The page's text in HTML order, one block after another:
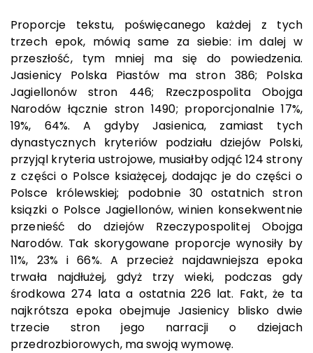
Proporcje tekstu, poświęcanego każdej z tych
trzech epok, mówią same za siebie: im dalej w
przeszłość, tym mniej ma się do powiedzenia.
Jasienicy Polska Piastów ma stron 386; Polska
Jagiellonów stron 446; Rzeczpospolita Obojga
Narodów łącznie stron 1490; proporcjonalnie 17%,
19%, 64%. A gdyby Jasienica, zamiast tych
dynastycznych kryteriów podziału dziejów Polski,
przyjąl kryteria ustrojowe, musiałby odjąć 124 strony
z części o Polsce ksiażęcej, dodając je do części o
Polsce królewskiej; podobnie 30 ostatnich stron
ksiązki o Polsce Jagiellonów, winien konsekwentnie
przenieść do dziejów Rzeczypospolitej Obojga
Narodów. Tak skorygowane proporcje wynosiły by
11%, 23% i 66%. A przecież najdawniejsza epoka
trwała najdłużej, gdyż trzy wieki, podczas gdy
środkowa 274 lata a ostatnia 226 lat. Fakt, że ta
najkrótsza epoka obejmuje Jasienicy blisko dwie
trzecie stron jego narracji o dziejach
przedrozbiorowych, ma swoją wymowę.